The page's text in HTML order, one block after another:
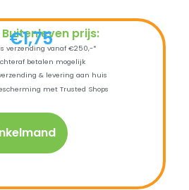
prijs:
€1,75
verzending vanaf €250,-*
betalen mogelijk
& levering aan huis
met Trusted Shops